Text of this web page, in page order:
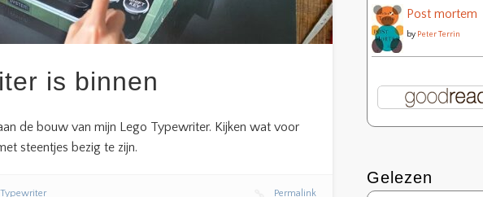
is binnen
de bouw van mijn Lego Typewriter. Kijken wat voor
steentjes bezig te zijn.
Typewriter Permalink
Post mortem
by Peter Terrin
Gelezen